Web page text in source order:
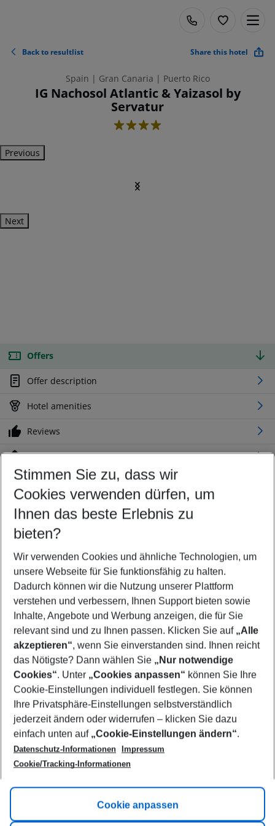
Back to resultlist Share this hotel
Spain | Gran Canaria | Puerto Rico
IG Nachosol Atlantic & Yaizasol by
Servatur
4
Previous
Next
Offers
Offer description
Hotel amenities
Reviews
Location
Customize your offer
Find the perfect deal which suits your best
Your departure airport
Any airport
Select your date range
11/08/26–09/08/27 5-8 nights
Who will travel
2 adults No children
Show more filter
Footer
Footer navigation
Title A
Link A
Stimmen Sie zu, dass wir
Cookies verwenden dürfen, um
Ihnen das beste Erlebnis zu
bieten?
Wir verwenden Cookies und ähnliche Technologien, um
unsere Webseite für Sie funktionsfähig zu halten.
Dadurch können wir die Nutzung unserer Plattform
verstehen und verbessern, Ihnen Support bieten sowie
Inhalte, Angebote und Werbung anzeigen, die für Sie
relevant sind und zu Ihnen passen. Klicken Sie auf „Alle
akzeptieren“, wenn Sie einverstanden sind. Ihnen reicht
das Nötigste? Dann wählen Sie „Nur notwendige
Cookies“. Unter „Cookies anpassen“ können Sie Ihre
Cookie-Einstellungen individuell festlegen. Sie können
Ihre Privatsphäre-Einstellungen selbstverständlich
jederzeit ändern oder widerrufen – klicken Sie dazu
einfach unten auf „Cookie-Einstellungen ändern“.
Datenschutz-Informationen
Impressum
Cookie/Tracking-Informationen
Cookie anpassen